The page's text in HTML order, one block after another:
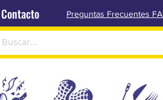
Contacto Preguntas Frecuentes
Contacto